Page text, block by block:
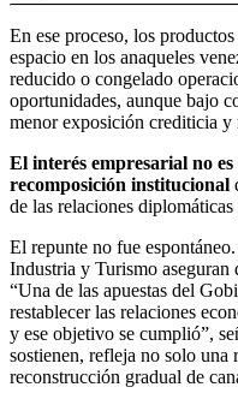
En ese proceso, los
espacio en los anaqueles
reducido o congelado
oportunidades, aunque bajo
menor exposición crediticia
El interés empresarial no
recomposición institucional
de las relaciones
El repunte no fue
Industria y Turismo aseguran
“Una de las apuestas del
restablecer las relaciones
y ese objetivo se cumplió”,
sostienen, refleja no solo una
reconstrucción gradual de